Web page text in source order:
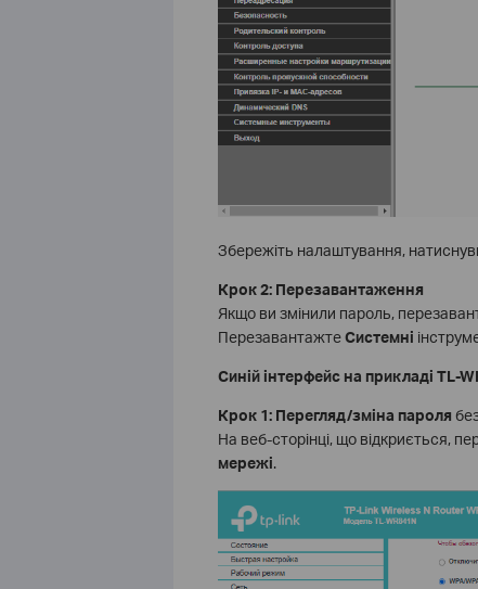
Збережіть налаштування,
Крок 2: Перезавантаження
Якщо ви змінили пароль,
ПерезавантажтеСистемні
Синій інтерфейс на прикладі TL-
Крок 1: Перегляд/зміна пароля
На веб-сторінці, що відкриється,
мережі.